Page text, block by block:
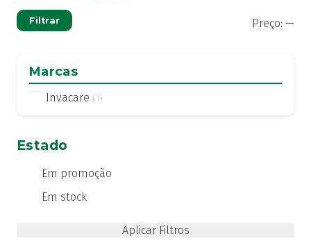
Filtrar Preço: —
Marcas
Invacare (1)
Estado
Em promoção
Em stock